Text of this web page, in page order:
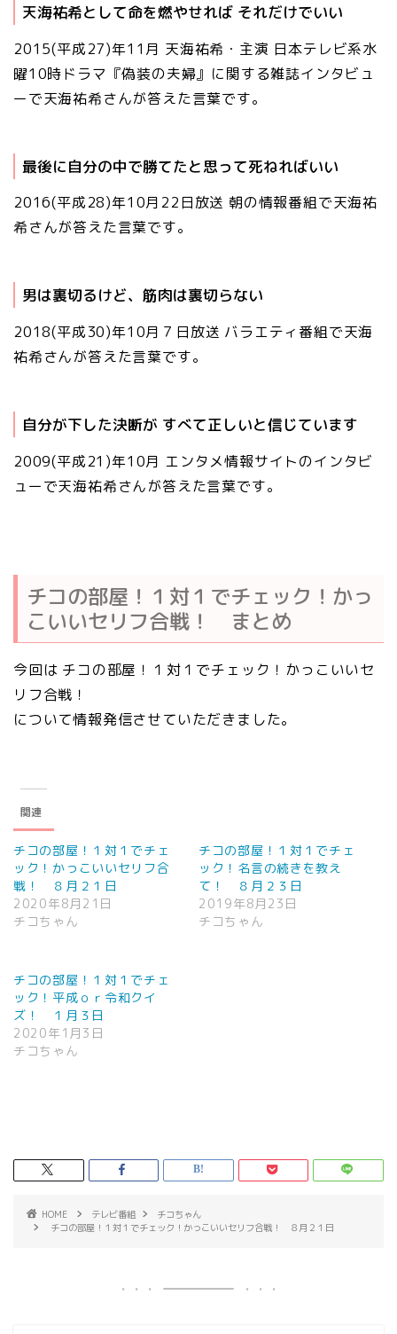
天海祐希として命を燃やせれば それだけでいい
2015(平成27)年11月 天海祐希・主演 日本テレビ系水
曜10時ドラマ『偽装の夫婦』に関する雑誌インタビュ
ーで天海祐希さんが答えた言葉です。
最後に自分の中で勝てたと思って死ねればいい
2016(平成28)年10月22日放送 朝の情報番組で天海祐
希さんが答えた言葉です。
男は裏切るけど、筋肉は裏切らない
2018(平成30)年10月７日放送 バラエティ番組で天海
祐希さんが答えた言葉です。
自分が下した決断が すべて正しいと信じています
2009(平成21 )年10月 エンタメ情報サイトのインタビ
ューで天海祐希さんが答えた言葉です。
チコの部屋！１対１でチェック！かっ
こいいセリフ合戦！ まとめ
今回は チコの部屋！１対１でチェック！かっこいいセ
リフ合戦！
について情報発信させていただきました。
関連
チコの部屋！１対１でチェ
ック！かっこいいセリフ合
戦！ ８月２１日
2020年8月21日
チコちゃん
チコの部屋！１対１でチェ
ック！名言の続きを教え
て！ ８月２３日
2019年8月23日
チコちゃん
チコの部屋！１対１でチェ
ック！平成ｏｒ令和クイ
ズ！ １月３日
2020年1月3日
チコちゃん
HOME テレビ番組
チコちゃん
チコの部屋！１対１でチェック！かっこいいセリフ合戦！ ８月２１日